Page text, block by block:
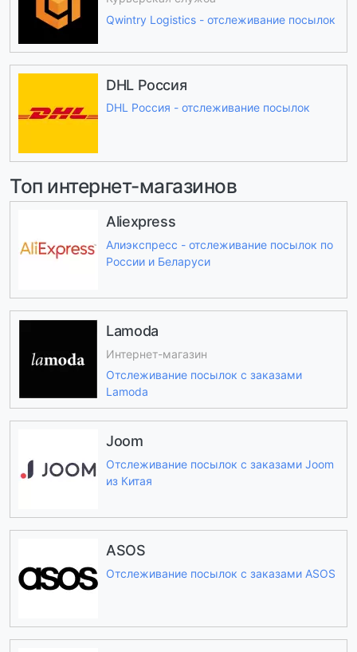
Qwintry Logistics - отслеживание посылок
DHL Россия
DHL Россия - отслеживание посылок
Топ интернет-магазинов
Aliexpress
Алиэкспресс - отслеживание посылок по
России и Беларуси
Lamoda
Интернет-магазин
Отслеживание посылок с заказами
Lamoda
Joom
Отслеживание посылок с заказами Joom
из Китая
ASOS
Отслеживание посылок с заказами ASOS